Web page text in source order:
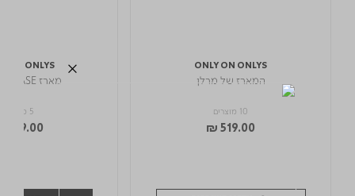
ONLY ON ONLYS
המארז של מרלן
10 מוצרים
₪ 519.00
ON ONLYS
מארז GLOW BASE
5 מוצרים
249.00